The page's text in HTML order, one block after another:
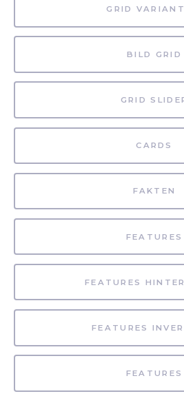
GRID
BILD GRID
GRID
CARDS
FAKTEN
FEATURES
FEATURES
FEATURES
FEATURES